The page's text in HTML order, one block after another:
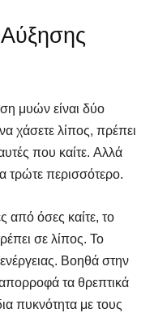
μυών είναι δύο
χάσετε λίπος, πρέπει
που καίτε. Αλλά
τρώτε περισσότερο.
από όσες καίτε, το
σε λίπος. Το
Βοηθά στην
τα θρεπτικά
πυκνότητα με τους